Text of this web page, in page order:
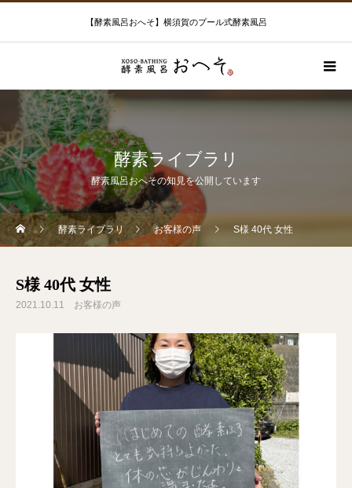
【酵素風呂おへそ】横須賀のプール式酵素風呂
酵素ライブラリ
酵素風呂おへその知見を公開しています
酵素ライブラリ お客様の声 S様 40代 女性
S様 40代 女性
2021.10.11 お客様の声